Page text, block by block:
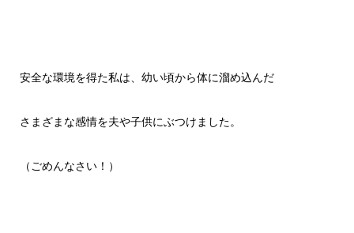
安全な環境を得た私は、幼い頃から体に溜め込んだ
さまざまな感情を夫や子供にぶつけました。
（ごめんなさい！）